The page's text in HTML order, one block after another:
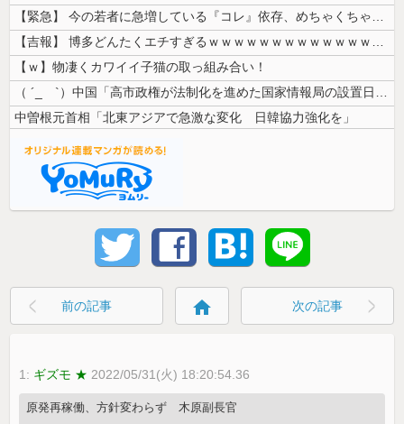
【緊急】 今の若者に急増している『コレ』依存、めちゃくちゃ深刻な模様w...
【吉報】 博多どんたくエチすぎるｗｗｗｗｗｗｗｗｗｗｗｗｗｗｗ
【ｗ】物凄くカワイイ子猫の取っ組み合い！
（ ´_ゝ`）中国「高市政権が法制化を進めた国家情報局の設置日が7月3...
中曽根元首相「北東アジアで急激な変化 日韓協力強化を」
前の記事 home 次の記事
1: ギズモ ★ 2022/05/31(火) 18:20:54.36
原発再稼働、方針変わらず 木原副長官